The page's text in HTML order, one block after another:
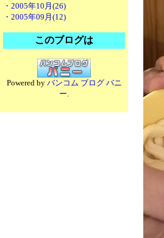
・2005年10月(26)
・2005年09月(12)
このブログは
Powered by バンコム ブログ バニ
ー.